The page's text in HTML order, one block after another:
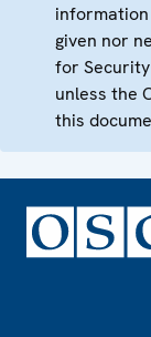
given nor
for Security
unless the
this